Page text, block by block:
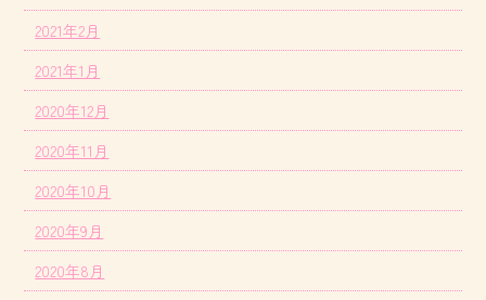
2021年2月
2021年1月
2020年12月
2020年11月
2020年10月
2020年9月
2020年8月